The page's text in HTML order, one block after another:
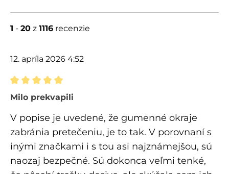
1 - 20 z 1116 recenzie
12. apríla 2026 4:52
Recenzia s hodnotením 5 z 5 hviezdičiek
Milo prekvapili
V popise je uvedené, že gumenné okraje
zabránia pretečeniu, je to tak. V porovnaní s
inými značkami i s tou asi najznámejšou, sú
naozaj bezpečné. Sú dokonca veľmi tenké,